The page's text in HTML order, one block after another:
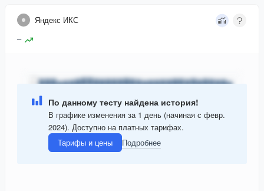
Яндекс ИКС
–
По данному тесту найдена история!
В графике изменения за 1 день (начиная с февр.
2024). Доступно на платных тарифах.
Тарифы и цены
Подробнее